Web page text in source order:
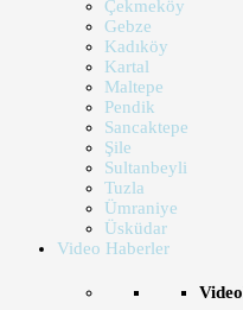
Çekmeköy
Gebze
Kadıköy
Kartal
Maltepe
Pendik
Sancaktepe
Şile
Sultanbeyli
Tuzla
Ümraniye
Üsküdar
Video Haberler